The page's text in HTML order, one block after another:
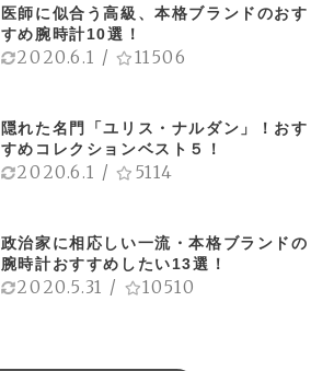
医師に似合う高級、本格ブランドのおす
すめ腕時計10選！
2020.6.1 / 11506
隠れた名門「ユリス・ナルダン」！おす
すめコレクションベスト５！
2020.6.1 / 5114
政治家に相応しい一流・本格ブランドの
腕時計おすすめしたい13選！
2020.5.31 / 10510